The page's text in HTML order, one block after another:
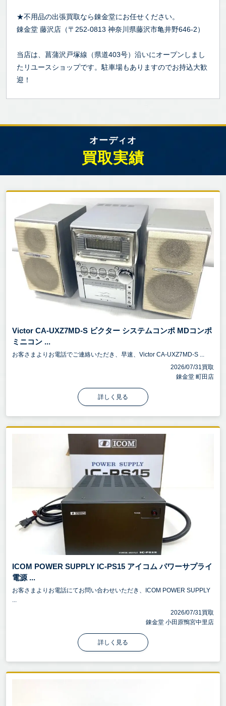
★不用品の出張買取なら錬金堂にお任せください。
錬金堂 藤沢店（〒252-0813 神奈川県藤沢市亀井野646-2）
当店は、菖蒲沢戸塚線（県道403号）沿いにオープンしまし
たリユースショップです。駐車場もありますのでお持込大歓
迎！
オーディオ
買取実績
Victor CA-UXZ7MD-S ビクター システムコンポ MDコンポ
ミニコン ...
お客さまよりお電話でご連絡いただき、早速、Victor CA-UXZ7MD-S ...
2026/07/31買取
錬金堂 町田店
詳しく見る
ICOM POWER SUPPLY IC-PS15 アイコム パワーサプライ
電源 ...
お客さまよりお電話にてお問い合わせいただき、ICOM POWER SUPPLY
2026/07/31買取
錬金堂 小田原鴨宮中里店
詳しく見る